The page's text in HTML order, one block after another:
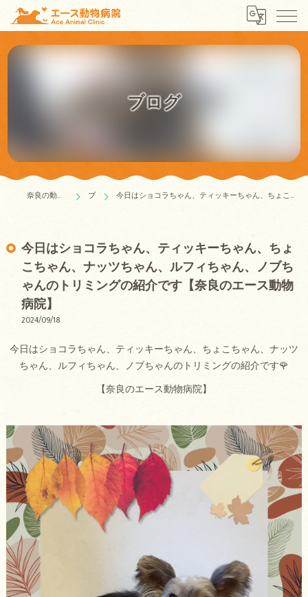
ブログ
奈良の動物病院はエース動物病院 ブログ 今日はショコラちゃん、ティッキーちゃん、ちょこちゃん、ナッツちゃん、ルフィちゃん、ノブちゃんのトリミングの紹介です【奈良のエース動物病院】
今日はショコラちゃん、ティッキーちゃん、ちょ
こちゃん、ナッツちゃん、ルフィちゃん、ノブち
ゃんのトリミングの紹介です【奈良のエース動物
病院】
2024/09/18
今日はショコラちゃん、ティッキーちゃん、ちょこちゃん、ナッツ
ちゃん、ルフィちゃん、ノブちゃんのトリミングの紹介です🌹
【奈良のエース動物病院】